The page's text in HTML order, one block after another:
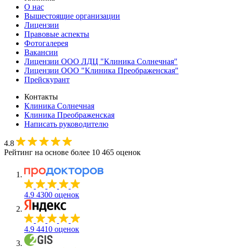
О нас
Вышестоящие организации
Лицензии
Правовые аспекты
Фотогалерея
Вакансии
Лицензии ООО ЛДЦ "Клиника Солнечная"
Лицензии ООО "Клиника Преображенская"
Прейскурант
Контакты
Клиника Солнечная
Клиника Преображенская
Написать руководителю
4.8
Рейтинг на основе более 10 465 оценок
4.9 4300 оценок
4.9 4410 оценок